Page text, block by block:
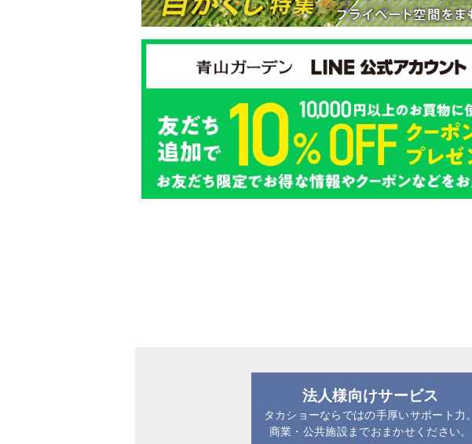
法人様向けサービス
タカショーならではの手厚いサポート力。
商業・公共施設までおまかせください。